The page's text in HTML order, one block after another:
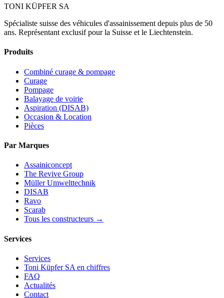
TONI KÜPFER SA
Spécialiste suisse des véhicules d'assainissement depuis plus de 50
ans. Représentant exclusif pour la Suisse et le Liechtenstein.
Produits
Combiné curage & pompage
Curage
Pompage
Balayage de voirie
Aspiration (DISAB)
Occasion & Location
Pièces
Par Marques
Assainiconcept
The Revive Group
Müller Umwelttechnik
DISAB
Ravo
Scarab
Tous les constructeurs →
Services
Services
Toni Küpfer SA en chiffres
FAQ
Actualités
Contact